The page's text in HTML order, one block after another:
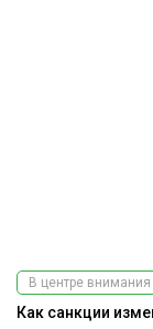
В центре внимания
Как санкции